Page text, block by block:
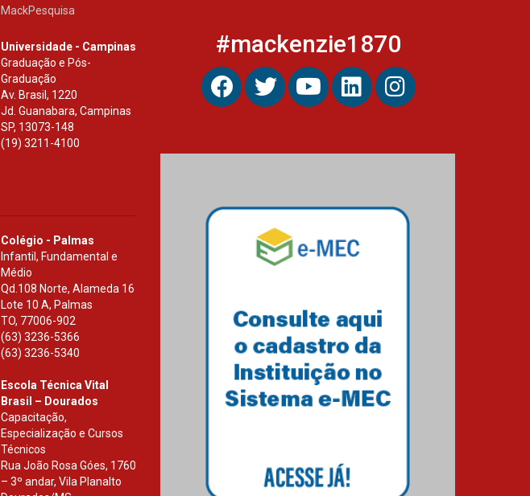
MackPesquisa
Universidade - Campinas
Graduação e Pós-
Graduação
Av. Brasil, 1220
Jd. Guanabara, Campinas
SP, 13073-148
(19) 3211-4100
Colégio - Palmas
Infantil, Fundamental e
Médio
Qd.108 Norte, Alameda 16
Lote 10 A, Palmas
TO, 77006-902
(63) 3236-5366
(63) 3236-5340
Escola Técnica Vital
Brasil – Dourados
Capacitação,
Especialização e Cursos
Técnicos
Rua João Rosa Góes, 1760
– 3º andar, Vila Planalto
#mackenzie1870